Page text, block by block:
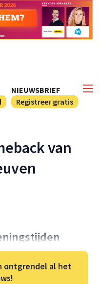
NIEUWSBRIEF
Registreer gratis
van
ontgrendel al het